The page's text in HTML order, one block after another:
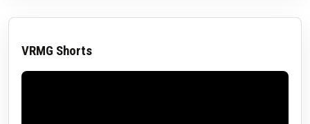
VRMG Shorts